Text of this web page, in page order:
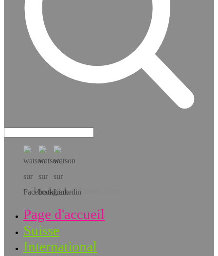
Téléchargez l’app!
Page d'accueil
Suisse
International